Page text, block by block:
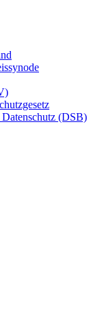
(DSB)